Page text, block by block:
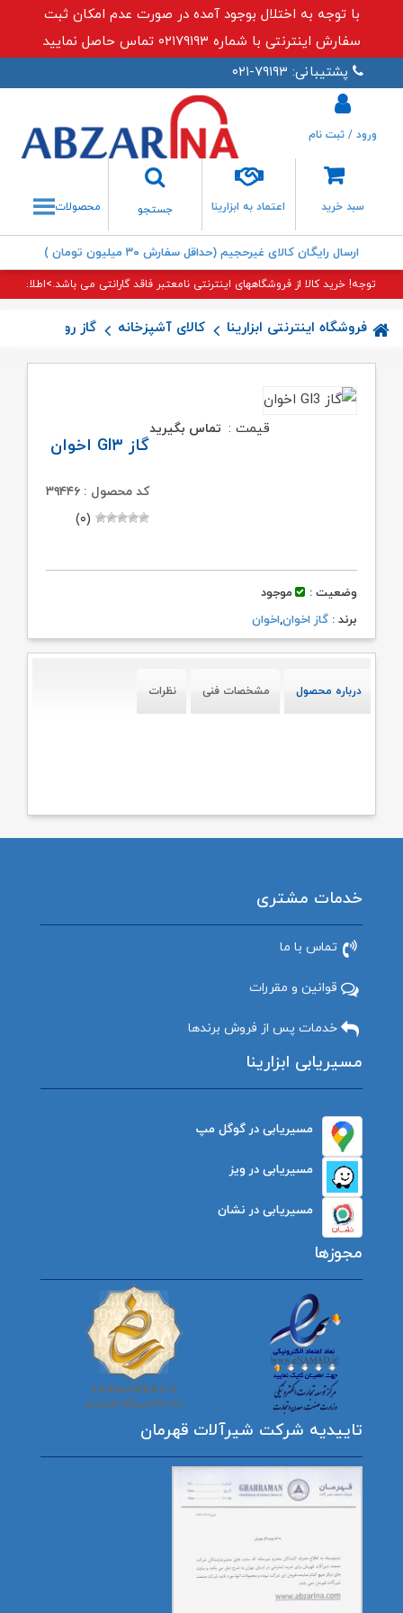
با توجه به اختلال بوجود آمده در صورت عدم امکان ثبت
سفارش اینترنتی با شماره ۰۲۱۷۹۱۹۳ تماس حاصل نمایید
پشتیبانی: ۷۹۱۹۳-۰۲۱
سبد خرید اعتماد به ابزارینا
جستجو
جستجو
ورود / ثبت نام
محصولات
ارسال رایگان کالای غیرحجیم (حداقل سفارش ۳۰ میلیون تومان )
توجه! خرید کالا از فروشگاههای اینترنتی نامعتبر فاقد گارانتی می باشد.>اطلاعات
فروشگاه اینترنتی ابزارینا کالای آشپزخانه گاز رومیزی
گاز GI۳ اخوان
کد محصول : ۳۹۴۴۶
(۰)
قیمت : تماس بگیرید
وضعیت :
موجود
برند : گاز اخوان,اخوان
درباره محصول مشخصات فنی نظرات
خدمات مشتری
تماس با ما
قوانین و مقررات
خدمات پس از فروش برندها
مسیریابی ابزارینا
مسیریابی در گوگل مپ
مسیریابی در ویز
مسیریابی در نشان
مجوزها
تاییدیه شرکت شیرآلات قهرمان